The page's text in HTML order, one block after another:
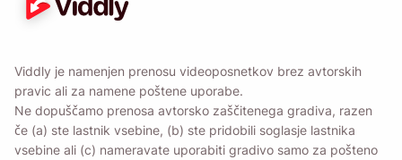
Viddly je namenjen prenosu videoposnetkov brez avtorskih
pravic ali za namene poštene uporabe.
Ne dopuščamo prenosa avtorsko zaščitenega gradiva, razen
če (a) ste lastnik vsebine, (b) ste pridobili soglasje lastnika
vsebine ali (c) nameravate uporabiti gradivo samo za pošteno